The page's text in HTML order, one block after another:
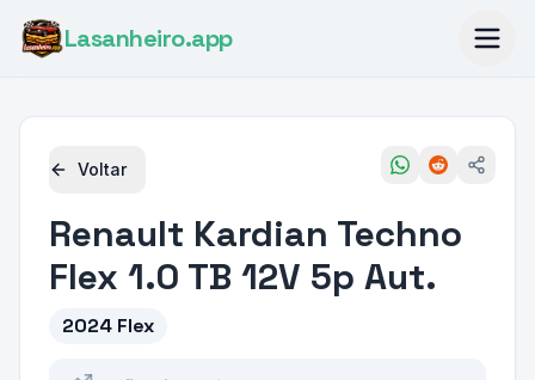
Lasanheiro.app
Voltar
Renault Kardian Techno
Flex 1.0 TB 12V 5p Aut.
2024 Flex